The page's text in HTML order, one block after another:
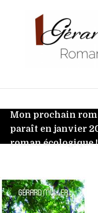
Mon prochain
paraît en janvier
roman écologique !